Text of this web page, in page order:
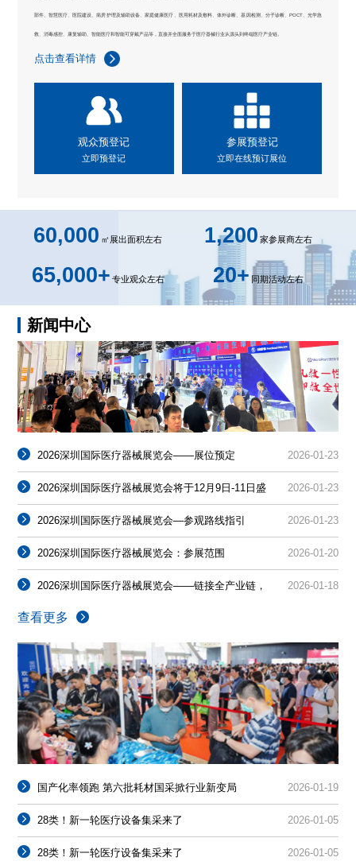
部件、智慧医疗、医院建设、病房护理及辅助设备、家庭健康医疗、医用耗材及敷料、体外诊断、基因检测、分子诊断、POCT、光学急
救、消毒感控、康复辅助、智能医疗和智能可穿戴产品等，直接并全面服务于医疗器械行业从源头到终端医疗产业链。
点击查看详情
观众预登记
立即预登记
参展预登记
立即在线预订展位
60,000 ㎡展出面积左右 1,200 家参展商左右
65,000+ 专业观众左右 20+ 同期活动左右
新闻中心
2026深圳国际医疗器械展览会——展位预定 2026-01-23
2026深圳国际医疗器械展览会将于12月9日-11日盛
大开幕！
2026-01-23
2026深圳国际医疗器械展览会—参观路线指引 2026-01-23
2026深圳国际医疗器械展览会：参展范围 2026-01-20
2026深圳国际医疗器械展览会——链接全产业链，
2026-01-18
查看更多
国产化率领跑 第六批耗材国采掀行业新变局 2026-01-19
28类！新一轮医疗设备集采来了 2026-01-05
28类！新一轮医疗设备集采来了 2026-01-05